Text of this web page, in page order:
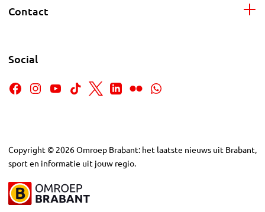
Contact
Social
Copyright © 2026Omroep Brabant: het laatste nieuws uit Brabant,
sport en informatie uit jouw regio.